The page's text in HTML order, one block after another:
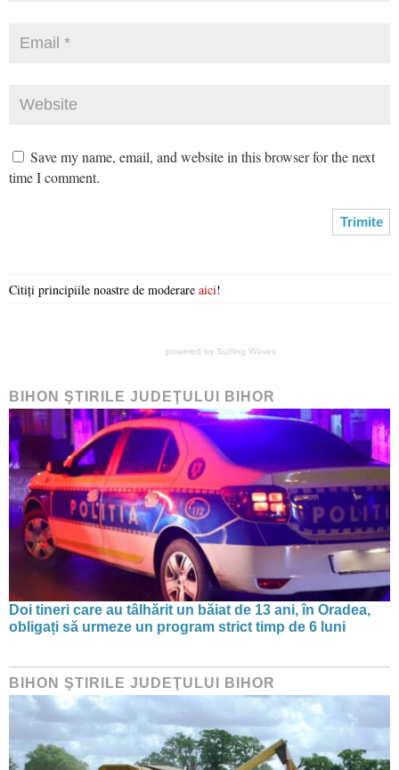
Save my name, email, and website in this browser for the next
time I comment.
Citiți principiile noastre de moderare aici!
powered by Surfing Waves
BIHON ŞTIRILE JUDEŢULUI BIHOR
Doi tineri care au tâlhărit un băiat de 13 ani, în Oradea,
obligați să urmeze un program strict timp de 6 luni
BIHON ŞTIRILE JUDEŢULUI BIHOR